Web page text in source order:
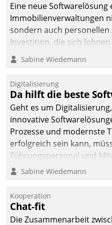
Eine neue
Immobilienverwaltungen
sondern auch personellen
Investition, die sich lohnen
nachhaltige Optimierung
dieses Ziel erreicht wird,
Sabine Wiedemann
Digitalisierung
Da hilft die beste
Geht es um
innovative
Prozesse und modernste
erfolgreich sein kann,
Führungspersonal und
verändern und
Sabine Wiedemann
Kooperation
Chat-fit
Die Zusammenarbeit